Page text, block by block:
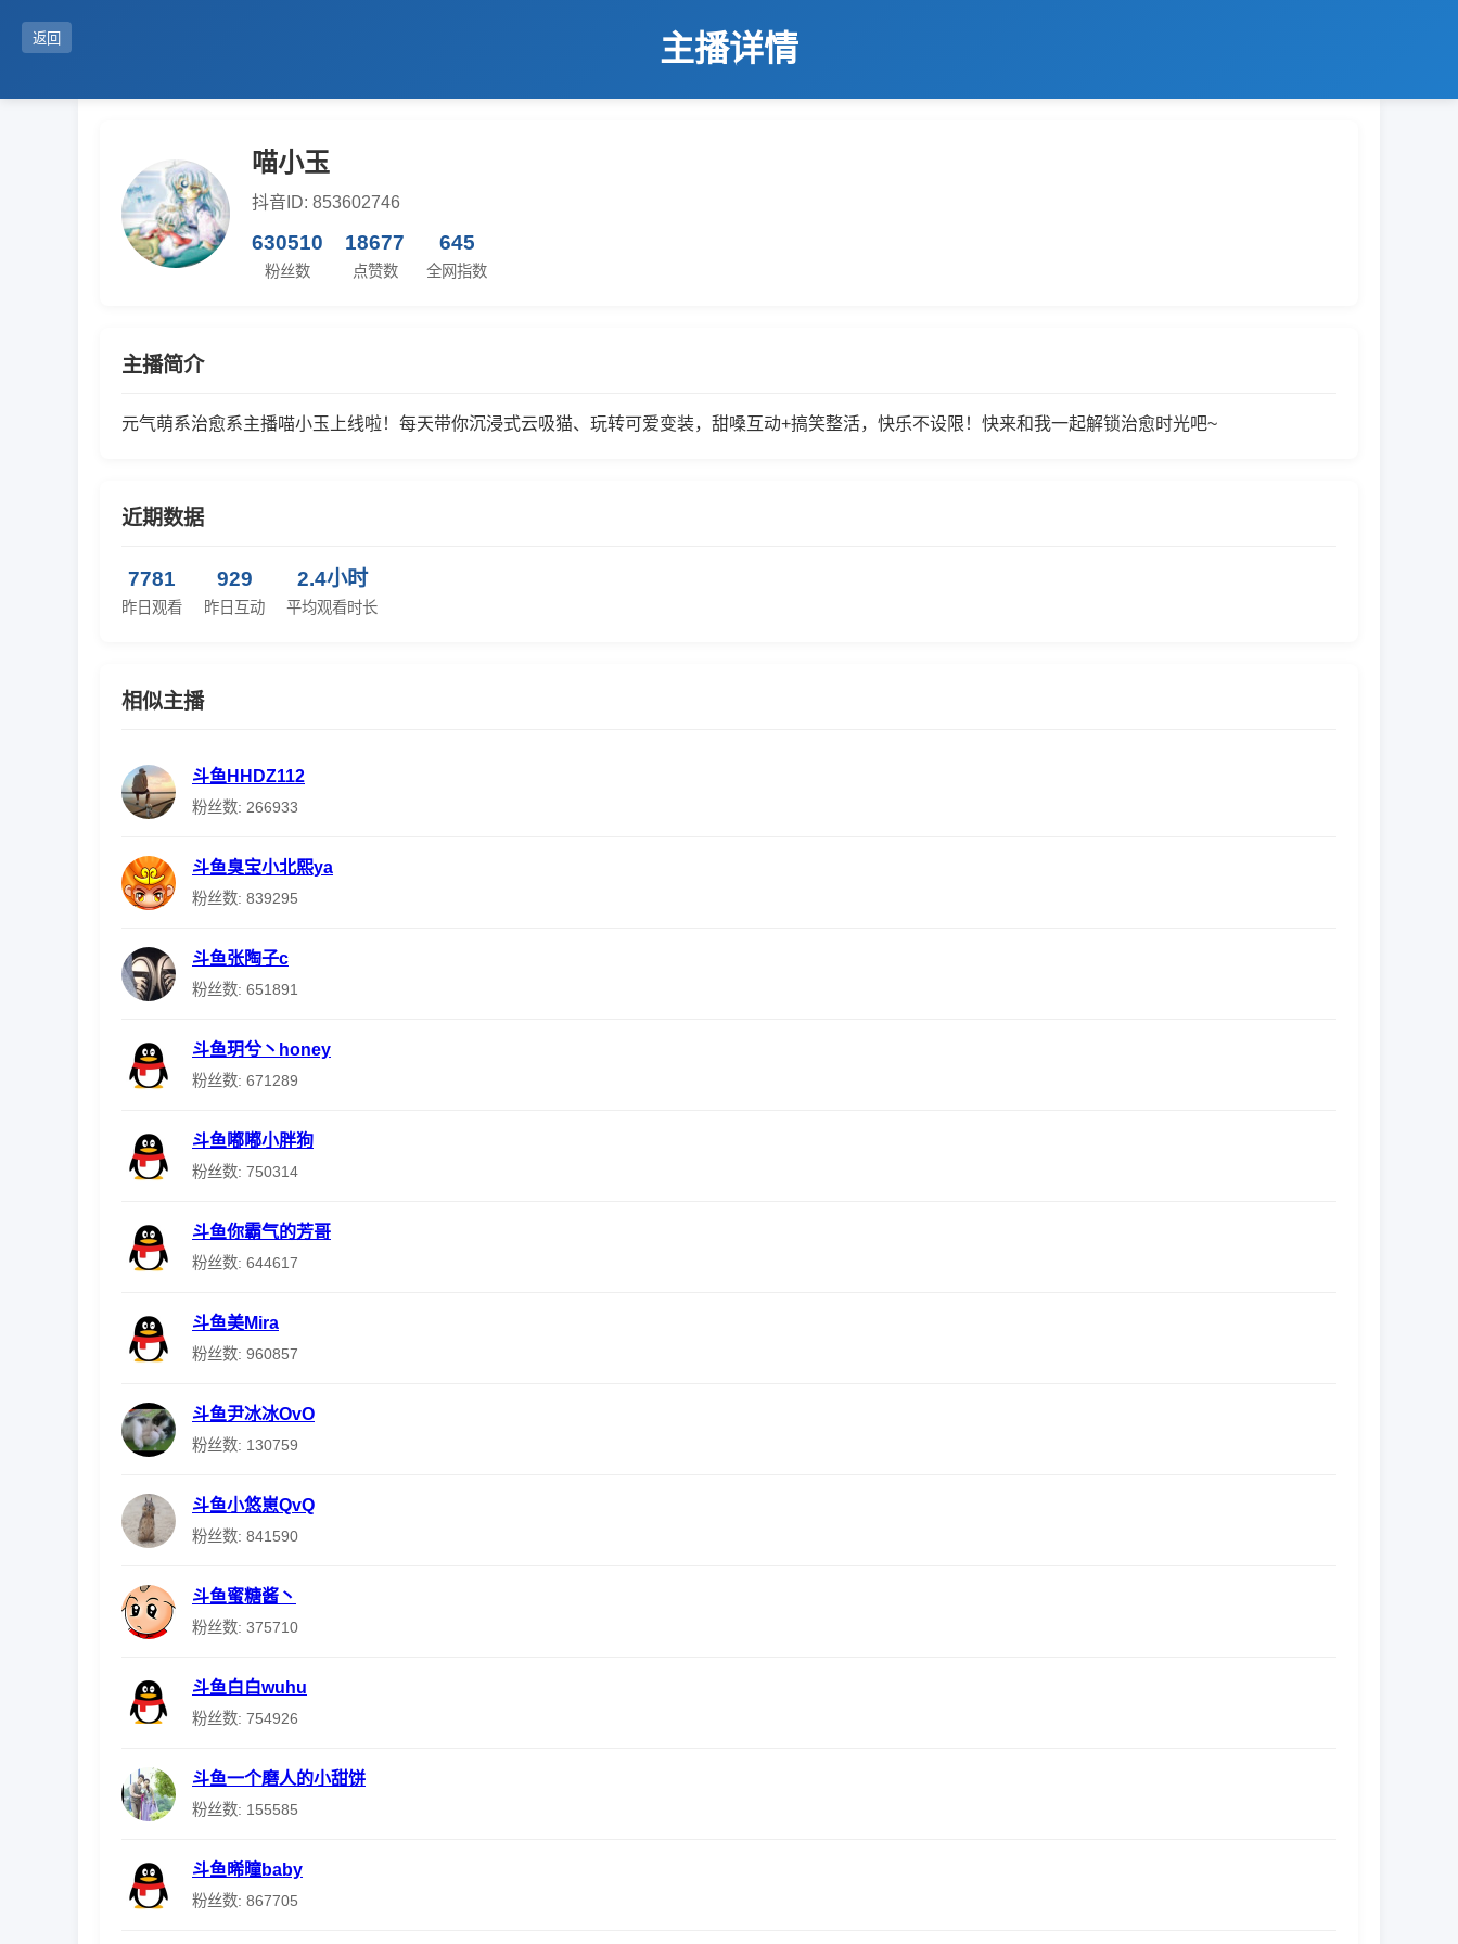
返回 主播详情
喵小玉
抖音ID: 853602746
630510
粉丝数
18677
点赞数
645
全网指数
主播简介
元气萌系治愈系主播喵小玉上线啦！每天带你沉浸式云吸猫、玩转可爱变装，甜嗓互动+搞笑整活，快乐不设限！快来和我一起解锁治愈时光吧~
近期数据
7781
昨日观看
929
昨日互动
2.4小时
平均观看时长
相似主播
斗鱼HHDZ112
粉丝数: 266933
斗鱼臭宝小北熙ya
粉丝数: 839295
斗鱼张陶子c
粉丝数: 651891
斗鱼玥兮丶honey
粉丝数: 671289
斗鱼嘟嘟小胖狗
粉丝数: 750314
斗鱼你霸气的芳哥
粉丝数: 644617
斗鱼美Mira
粉丝数: 960857
斗鱼尹冰冰OvO
粉丝数: 130759
斗鱼小悠崽QvQ
粉丝数: 841590
斗鱼蜜糖酱丶
粉丝数: 375710
斗鱼白白wuhu
粉丝数: 754926
斗鱼一个磨人的小甜饼
粉丝数: 155585
斗鱼晞曈baby
粉丝数: 867705